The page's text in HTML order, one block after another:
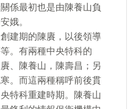
係最初也是由陳養山負
娥。
建期的陳賡，以後領導
。有兩種中央特科的
、陳養山，陳壽昌；另
。而這兩種稱呼前後貫
特科重建時期。陳養山